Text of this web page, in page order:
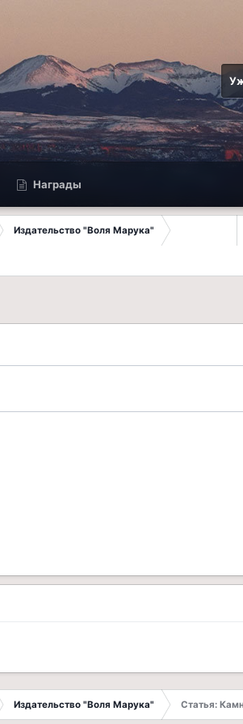
Награды
Издательство "Воля Марука"
Издательство "Воля Марука" Статья: